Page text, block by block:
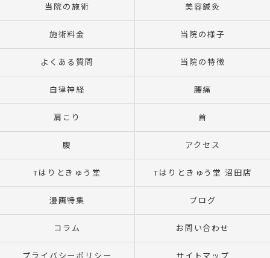
当院の施術 美容鍼灸
施術料金 当院の様子
よくある質問 当院の特徴
自律神経 腰痛
肩こり 首
腹 アクセス
Tはりときゅう堂 Tはりときゅう堂 沼田店
漫画特集 ブログ
コラム お問い合わせ